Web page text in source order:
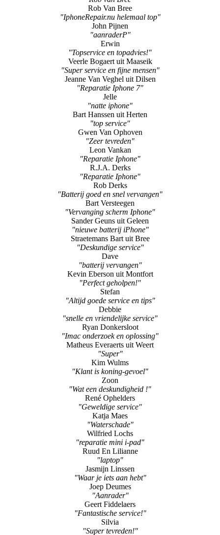
Rob Van Bree
"IphoneRepair.nu helemaal top"
John Pijnen
"aanraderP"
Erwin
"Topservice en topadvies!"
Veerle Bogaert uit Maaseik
"Super service en fijne mensen"
Jeanne Van Veghel uit Dilsen
"Reparatie Iphone 7"
Jelle
"natte iphone"
Bart Hanssen uit Herten
"top service"
Gwen Van Ophoven
"Zeer tevreden"
Leon Vankan
"Reparatie Iphone"
R.J.A. Derks
"Reparatie Iphone"
Rob Derks
"Batterij goed en snel vervangen"
Bart Versteegen
"Vervanging scherm Iphone"
Sander Geuns uit Geleen
"nieuwe batterij iPhone"
Straetemans Bart uit Bree
"Deskundige service"
Dave
"batterij vervangen"
Kevin Eberson uit Montfort
"Perfect geholpen!"
Stefan
"Altijd goede service en tips"
Debbie
"snelle en vriendelijke service"
Ryan Donkersloot
"Imac onderzoek en oplossing"
Matheus Everaerts uit Weert
"Super"
Kim Wulms
"Klant is koning-gevoel"
Zoon
"Wat een deskundigheid !"
René Ophelders
"Geweldige service"
Katja Maes
"Waterschade"
Wilfried Lochs
"reparatie mini i-pad"
Ruud En Lilianne
"laptop"
Jasmijn Linssen
"Waar je iets aan hebt"
Joep Deumes
"Aanrader"
Geert Fiddelaers
"Fantastische service!"
Silvia
"Super tevreden!"